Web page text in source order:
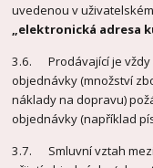
uvedenou v
„elektronická adresa
3.6. Prodávající je vždy
objednávky (množství
náklady na dopravu)
objednávky (například
3.7. Smluvní vztah mezi